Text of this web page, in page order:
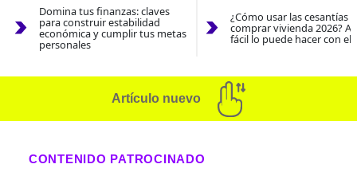
Domina tus finanzas: claves
para construir estabilidad
económica y cumplir tus metas
personales
¿Cómo usar las cesantías
comprar vivienda 2026?
fácil lo puede hacer con el
Artículo nuevo
CONTENIDO PATROCINADO